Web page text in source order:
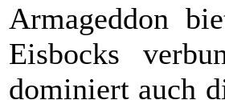
Armageddon
Eisbocks
dominiert auch